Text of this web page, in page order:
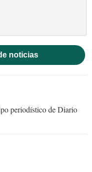
noticias
periodístico de Diario